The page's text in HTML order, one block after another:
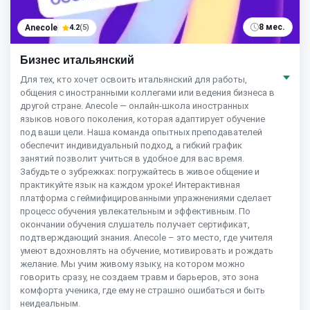
Anecole 4.2(5) 8 мес.
Бизнес итальянский
Для тех, кто хочет освоить итальянский для работы,
общения с иностранными коллегами или ведения бизнеса в
другой стране. Anecole — онлайн-школа иностранных
языков нового поколения, которая адаптирует обучение
под ваши цели. Наша команда опытных преподавателей
обеспечит индивидуальный подход, а гибкий график
занятий позволит учиться в удобное для вас время.
Забудьте о зубрежках: погружайтесь в живое общение и
практикуйте язык на каждом уроке! Интерактивная
платформа с геймифицированными упражнениями сделает
процесс обучения увлекательным и эффективным. По
окончании обучения слушатель получает сертификат,
подтверждающий знания. Anecole – это место, где учителя
умеют вдохновлять на обучение, мотивировать и рождать
желание. Мы учим живому языку, на котором можно
говорить сразу, не создаем травм и барьеров, это зона
комфорта ученика, где ему не страшно ошибаться и быть
неидеальным.